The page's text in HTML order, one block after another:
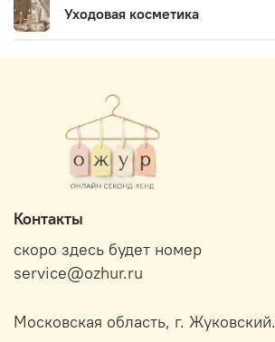
Уходовая косметика
Контакты
скоро здесь будет номер
service@ozhur.ru
Московская область, г. Жуковский.